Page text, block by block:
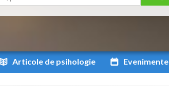
Articole de psihologie Evenimente